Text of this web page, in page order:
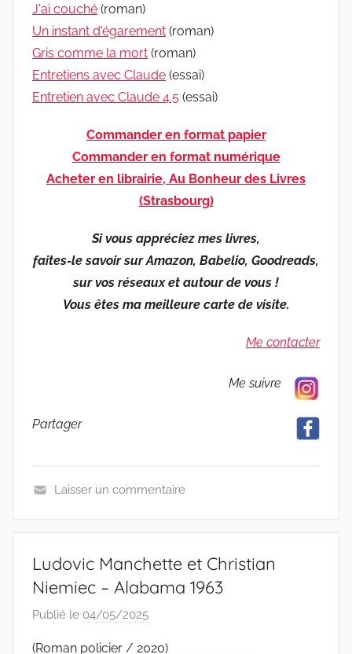
J'ai couché (roman)
Un instant d'égarement (roman)
Gris comme la mort (roman)
Entretiens avec Claude (essai)
Entretien avec Claude 4.5 (essai)
Commander en format papier
Commander en format numérique
Acheter en librairie, Au Bonheur des Livres
(Strasbourg)
Si vous appréciez mes livres,
faites-le savoir sur Amazon, Babelio, Goodreads,
sur vos réseaux et autour de vous !
Vous êtes ma meilleure carte de visite.
Me contacter
Me suivre
Partager
E
T
U
R
Laisser un commentaire
Ludovic Manchette et Christian
Niemiec – Alabama 1963
Publié le 04/05/2025
(Roman policier / 2020)